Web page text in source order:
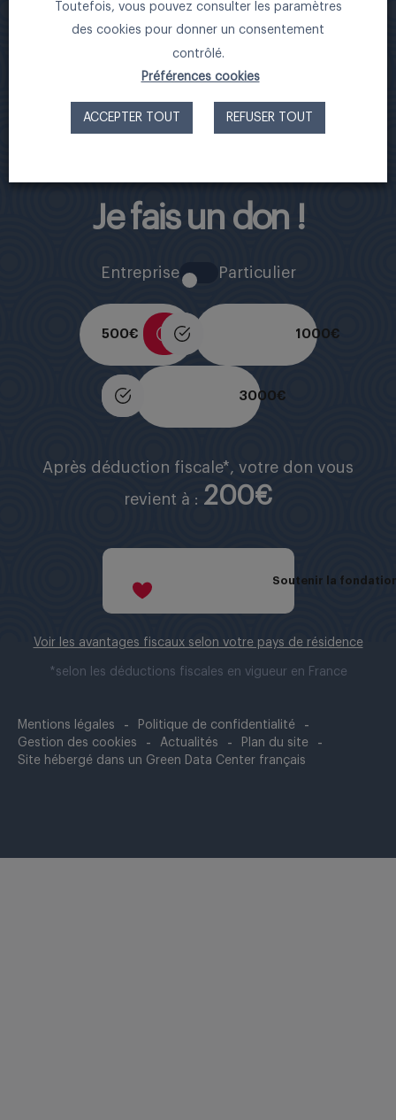
Tel : 04 27 02 96 39 – du lundi au vendredi –
Je fais un don !
Entreprise Particulier
500 €
Après déduction fiscale*, votre don vous
revient à : 200€
Soutenir la fondation
Voir les avantages fiscaux selon votre pays de résidence
*selon les déductions fiscales en vigueur en France
Mentions légales
Politique de confidentialité
Gestion des cookies
Actualités
Plan du site
Site hébergé dans un Green Data Center français
Toutefois, vous pouvez consulter les paramètres
des cookies pour donner un consentement
contrôlé.
Préférences cookies
ACCEPTER TOUT REFUSER TOUT